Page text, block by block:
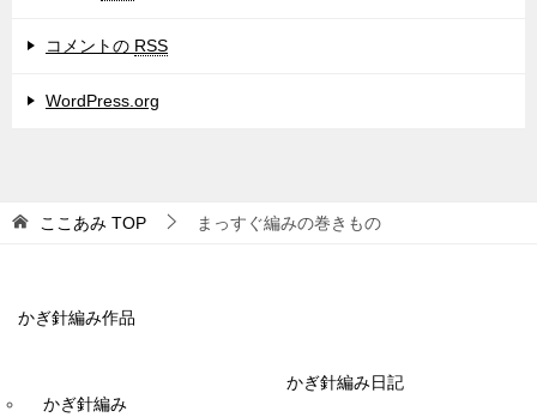
コメントの RSS
WordPress.org
ここあみ TOP まっすぐ編みの巻きもの
かぎ針編み作品
かぎ針編み
かぎ針編み日記